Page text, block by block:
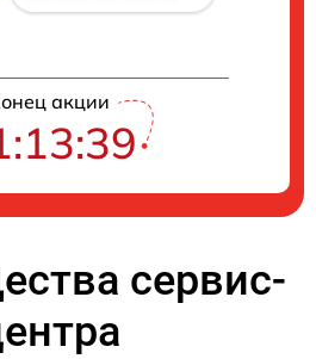
акции
сервис-